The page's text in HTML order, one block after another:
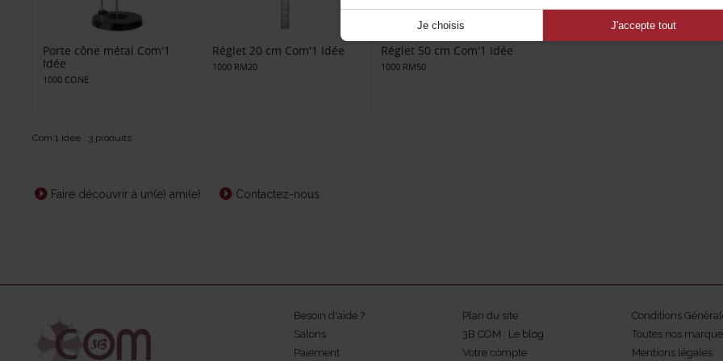
Porte cône métal Com'1
Idée
1000 CONE
Réglet 20 cm Com'1 Idée
1000 RM20
Réglet 50 cm Com'1 Idée
1000 RM50
Com'1 Idée : 3 produits
Faire découvrir à un(e) ami(e) Contactez-nous
Besoin d'aide ?
Salons
Paiement
Plan du site
3B COM : Le blog
Votre compte
Conditions
Toutes nos
Mentions légales
Je choisis J'accepte tout